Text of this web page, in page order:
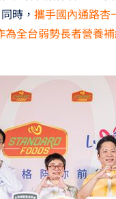
時， 攜手國內通路杏
為全台弱勢長者營養